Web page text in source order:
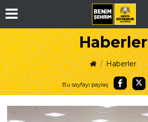
Haberler
Haberler
Bu sayfayı paylaş